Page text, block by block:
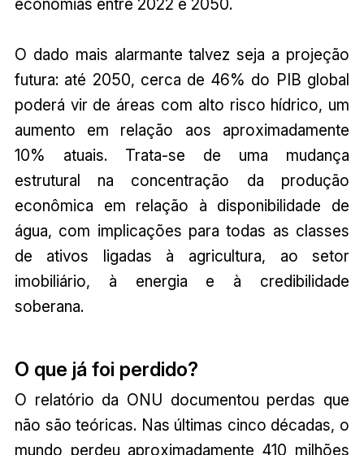
economias entre 2022 e 2050.
O dado mais alarmante talvez seja a projeção
futura: até 2050, cerca de 46% do PIB global
poderá vir de áreas com alto risco hídrico, um
aumento em relação aos aproximadamente
10% atuais. Trata-se de uma mudança
estrutural na concentração da produção
econômica em relação à disponibilidade de
água, com implicações para todas as classes
de ativos ligadas à agricultura, ao setor
imobiliário, à energia e à credibilidade
soberana.
O que já foi perdido?
O relatório da ONU documentou perdas que
não são teóricas. Nas últimas cinco décadas, o
mundo perdeu aproximadamente 410 milhões